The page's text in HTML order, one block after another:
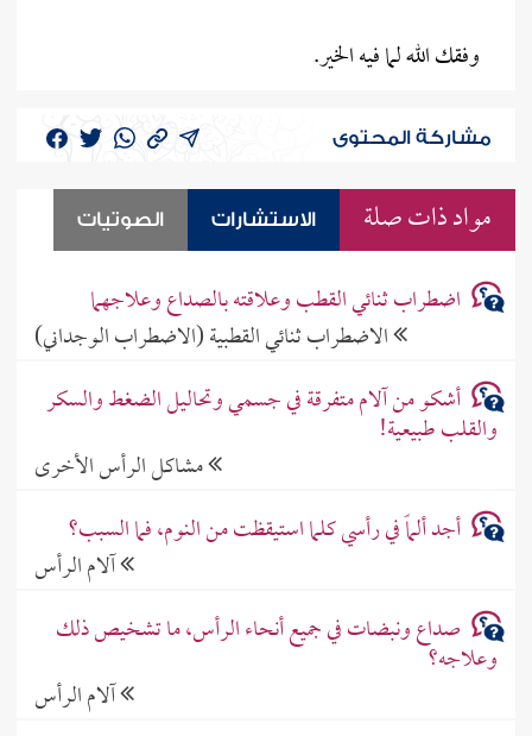
وفقك الله لما فيه الخير.
مشاركة المحتوى
مواد ذات صلة الاستشارات الصوتيات
اضطراب ثنائي القطب وعلاقته بالصداع وعلاجهما
الاضطراب ثنائي القطبية (الاضطراب الوجداني)
أشكو من آلام متفرقة في جسمي وتحاليل الضغط والسكر
والقلب طبيعية!
مشاكل الرأس الأخرى
أجد ألماً في رأسي كلما استيقظت من النوم، فما السبب؟
آلام الرأس
صداع ونبضات في جميع أنحاء الرأس، ما تشخيص ذلك
وعلاجه؟
آلام الرأس